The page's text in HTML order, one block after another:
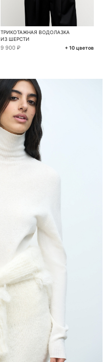
ТРИКОТАЖНАЯ ВОДОЛАЗКА
ИЗ ШЕРСТИ
9 900 ₽ + 10 цветов